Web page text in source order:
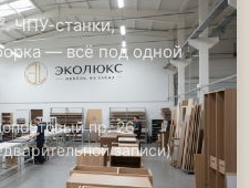
ЧПУ-станки,
— всё под одной
пр. 26
записи)